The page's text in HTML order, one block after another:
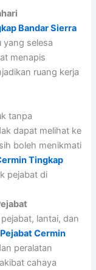
Bandar Sierra
yang selesa
menapis
ruang kerja
tanpa
dapat melihat ke
boleh menikmati
Tingkap
pejabat di
lantai, dan
Cermin
peralatan
cahaya